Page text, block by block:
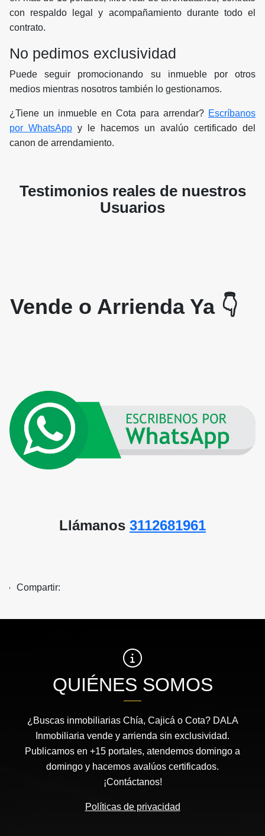
con respaldo legal y acompañamiento durante todo el
contrato.
No pedimos exclusividad
Puede seguir promocionando su inmueble por otros
medios mientras nosotros también lo gestionamos.
¿Tiene un inmueble en Cota para arrendar? Escríbanos
por WhatsApp y le hacemos un avalúo certificado del
canon de arrendamiento.
Testimonios reales de nuestros
Usuarios
Vende o Arrienda Ya 👇
Llámanos 3112681961
Compartir:
QUIÉNES SOMOS
¿Buscas inmobiliarias Chía, Cajicá o Cota? DALA
Inmobiliaria vende y arrienda sin exclusividad.
Publicamos en +15 portales, atendemos domingo a
domingo y hacemos avalúos certificados.
¡Contáctanos!
Políticas de privacidad